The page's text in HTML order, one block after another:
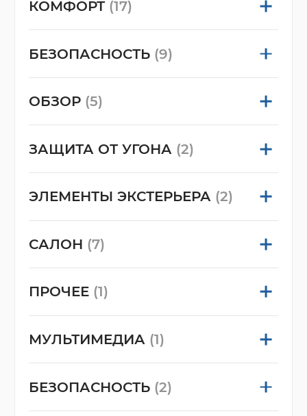
КОМФОРТ (17)
БЕЗОПАСНОСТЬ (9)
ОБЗОР (5)
ЗАЩИТА ОТ УГОНА (2)
ЭЛЕМЕНТЫ ЭКСТЕРЬЕРА (2)
САЛОН (7)
ПРОЧЕЕ (1)
МУЛЬТИМЕДИА (1)
БЕЗОПАСНОСТЬ (2)